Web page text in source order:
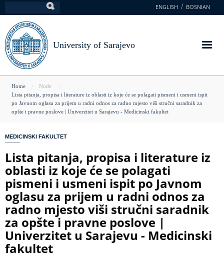
to
main
content
ENGLISH BOSNIAN
University of Sarajevo
You
are
here
Home
Node
Lista pitanja, propisa i literature iz oblasti iz koje će se polagati pismeni i usmeni ispit
po Javnom oglasu za prijem u radni odnos za radno mjesto viši stručni saradnik za
opšte i pravne poslove | Univerzitet u Sarajevu - Medicinski fakultet
MEDICINSKI FAKULTET
Lista pitanja, propisa i literature iz
oblasti iz koje će se polagati
pismeni i usmeni ispit po Javnom
oglasu za prijem u radni odnos za
radno mjesto viši stručni saradnik
za opšte i pravne poslove |
Univerzitet u Sarajevu - Medicinski
fakultet